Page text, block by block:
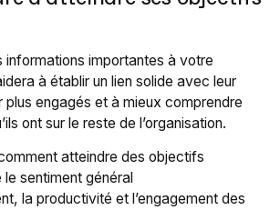
informations importantes à votre
à établir un lien solide avec leur
plus engagés et à mieux comprendre
ont sur le reste de l’organisation.
atteindre des objectifs
sentiment général
la productivité et l’engagement des